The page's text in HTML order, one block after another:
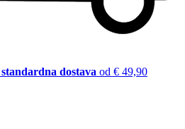
dostava od € 49,90